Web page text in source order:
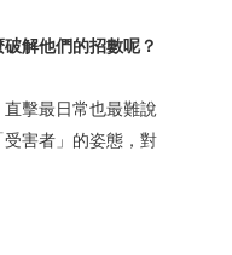
解他們的招數呢？
直擊最日常也最難說
害者」的姿態，對